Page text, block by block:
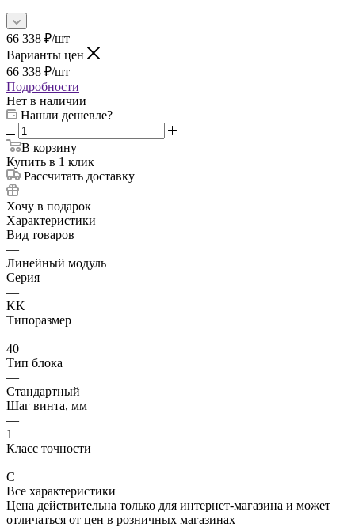
66 338 ₽/шт
Варианты цен
66 338 ₽/шт
Подробности
Нет в наличии
Нашли дешевле?
В корзину
Купить в 1 клик
Рассчитать доставку
Хочу в подарок
Характеристики
Вид товаров
—
Линейный модуль
Серия
—
KK
Типоразмер
—
40
Тип блока
—
Стандартный
Шаг винта, мм
—
1
Класс точности
—
C
Все характеристики
Цена действительна только для интернет-магазина и может
отличаться от цен в розничных магазинах